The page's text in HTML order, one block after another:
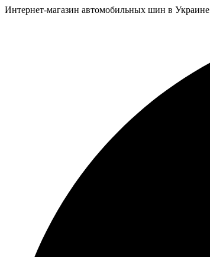
Интернет-магазин автомобильных шин в Украине